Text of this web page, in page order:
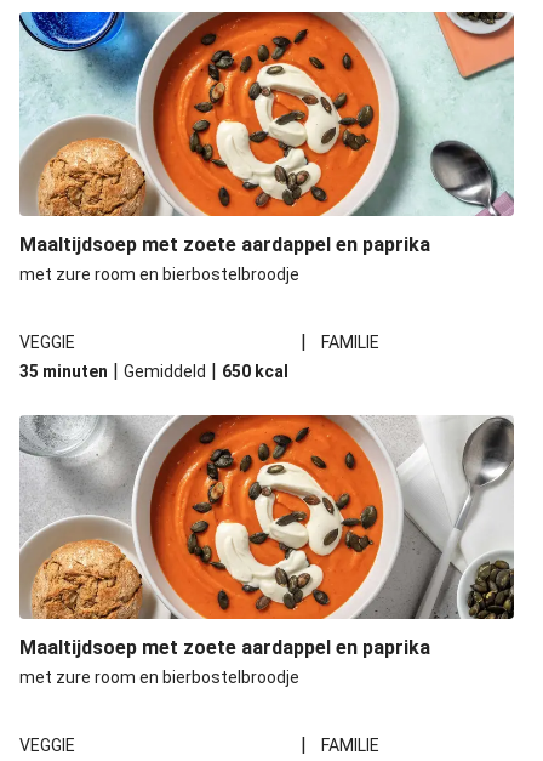
Maaltijdsoep met zoete aardappel en paprika
met zure room en bierbostelbroodje
VEGGIE |
FAMILIE
35 minuten | Gemiddeld | 650 kcal
Maaltijdsoep met zoete aardappel en paprika
met zure room en bierbostelbroodje
VEGGIE |
FAMILIE